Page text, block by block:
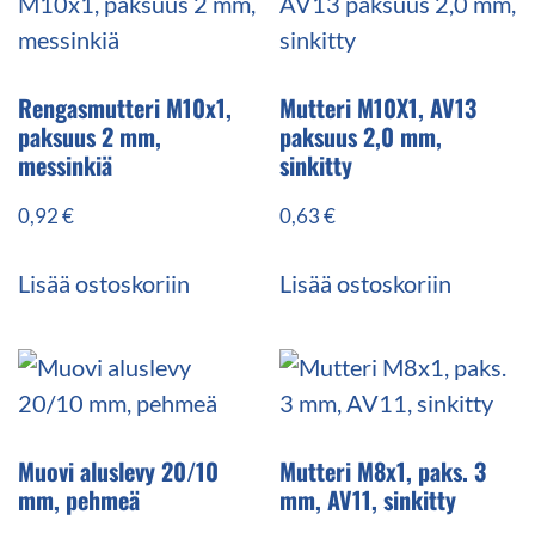
Rengasmutteri M10x1,
paksuus 2 mm,
messinkiä
0,92€
Lisää ostoskoriin
Mutteri M10X1, AV13
paksuus 2,0 mm,
sinkitty
0,63€
Lisää ostoskoriin
Muovi aluslevy 20/10
mm, pehmeä
Mutteri M8x1, paks. 3
mm, AV11, sinkitty